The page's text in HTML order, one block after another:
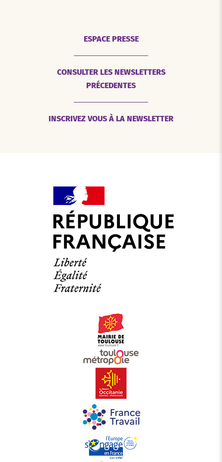
ESPACE PRESSE
CONSULTER LES NEWSLETTERS
PRÉCEDENTES
INSCRIVEZ VOUS À LA NEWSLETTER